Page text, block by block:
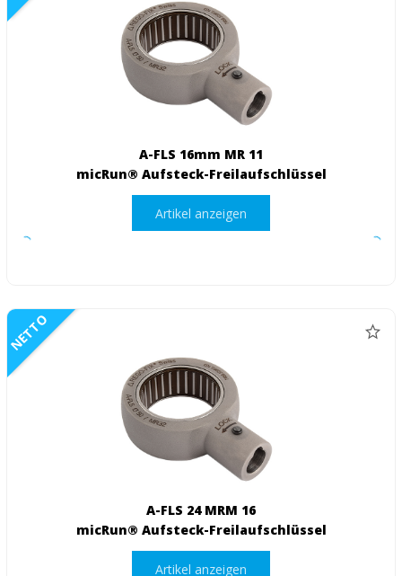
A-FLS 16mm MR 11
micRun® Aufsteck-Freilaufschlüssel
Artikel anzeigen
NETTO
A-FLS 24 MRM 16
micRun® Aufsteck-Freilaufschlüssel
Artikel anzeigen